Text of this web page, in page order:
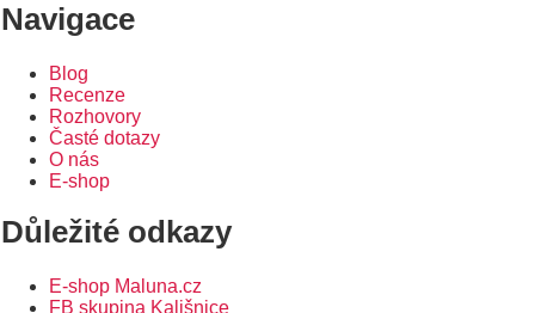
Navigace
Blog
Recenze
Rozhovory
Časté dotazy
O nás
E-shop
Důležité odkazy
E-shop Maluna.cz
FB skupina Kališnice